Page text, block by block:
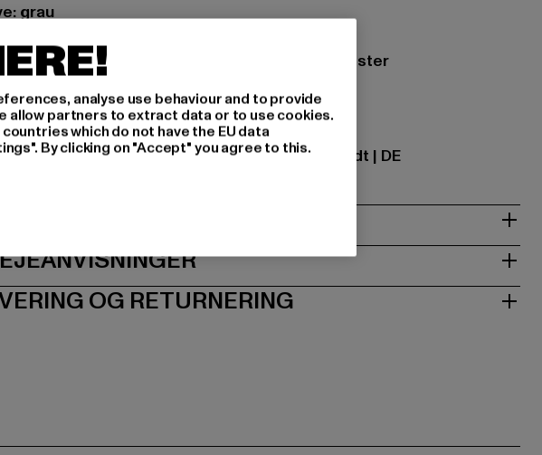
grau
83% Bomuld, 17% Polyester
TB International GmbH |info@tbint.de
Murjahn-Straße 7 | 64372 Ober-Ramstadt | DE
OG RETURNERING
analyse use behaviour and to provide
allow partners to extract data or to use cookies.
which do not have the EU data
By clicking on "Accept" you agree to this.